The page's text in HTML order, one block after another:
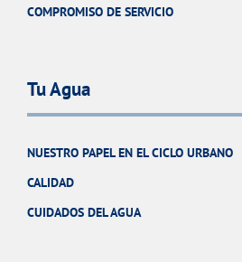
COMPROMISO DE SERVICIO
Tu Agua
NUESTRO PAPEL EN EL CICLO URBANO
CALIDAD
CUIDADOS DEL AGUA